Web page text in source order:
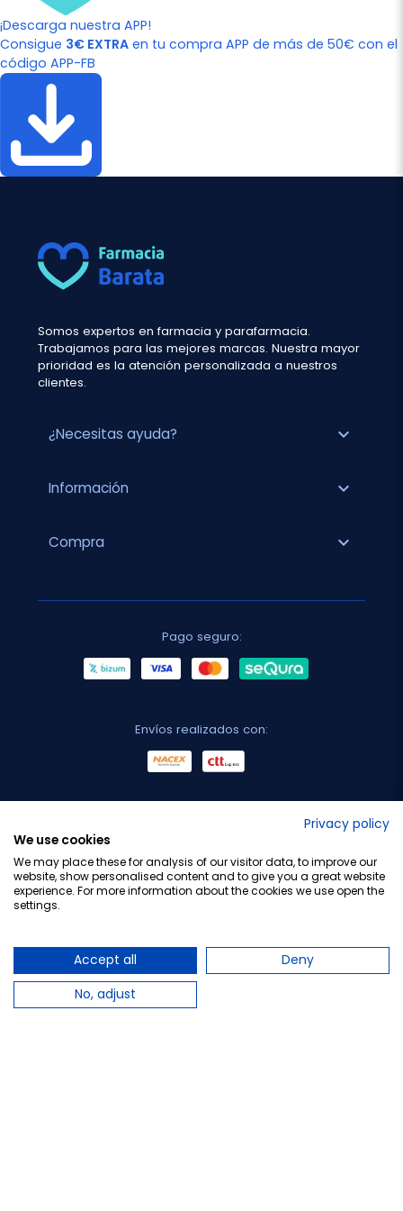
¡Descarga nuestra APP!
Consigue 3€ EXTRA en tu compra APP de más de 50€ con el
código APP-FB
Somos expertos en farmacia y parafarmacia.
Trabajamos para las mejores marcas. Nuestra mayor
prioridad es la atención personalizada a nuestros
clientes.
¿Necesitas ayuda? expand_more
Información expand_more
Compra expand_more
Pago seguro:
Envíos realizados con:
Privacy policy
We use cookies
We may place these for analysis of our visitor data, to improve our
website, show personalised content and to give you a great website
experience. For more information about the cookies we use open the
settings.
Accept all
Deny
No, adjust